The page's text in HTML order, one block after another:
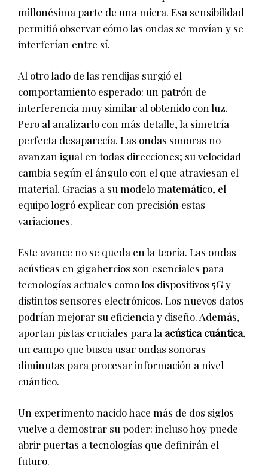
millonésima parte de una micra. Esa sensibilidad
permitió observar cómo las ondas se movían y se
interferían entre sí.
Al otro lado de las rendijas surgió el
comportamiento esperado: un patrón de
interferencia muy similar al obtenido con luz.
Pero al analizarlo con más detalle, la simetría
perfecta desaparecía. Las ondas sonoras no
avanzan igual en todas direcciones; su velocidad
cambia según el ángulo con el que atraviesan el
material. Gracias a su modelo matemático, el
equipo logró explicar con precisión estas
variaciones.
Este avance no se queda en la teoría. Las ondas
acústicas en gigahercios son esenciales para
tecnologías actuales como los dispositivos 5G y
distintos sensores electrónicos. Los nuevos datos
podrían mejorar su eficiencia y diseño. Además,
aportan pistas cruciales para la acústica cuántica,
un campo que busca usar ondas sonoras
diminutas para procesar información a nivel
cuántico.
Un experimento nacido hace más de dos siglos
vuelve a demostrar su poder: incluso hoy puede
abrir puertas a tecnologías que definirán el
futuro.